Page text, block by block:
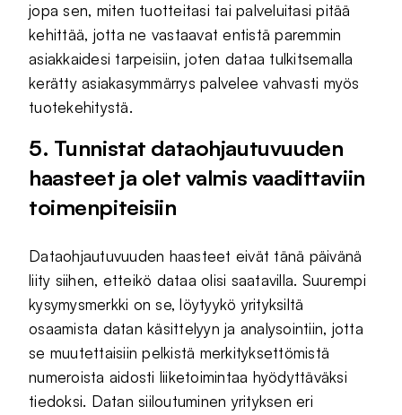
jopa sen, miten tuotteitasi tai palveluitasi pitää
kehittää, jotta ne vastaavat entistä paremmin
asiakkaidesi tarpeisiin, joten dataa tulkitsemalla
kerätty asiakasymmärrys palvelee vahvasti myös
tuotekehitystä.
5. Tunnistat dataohjautuvuuden
haasteet ja olet valmis vaadittaviin
toimenpiteisiin
Dataohjautuvuuden haasteet eivät tänä päivänä
liity siihen, etteikö dataa olisi saatavilla. Suurempi
kysymysmerkki on se, löytyykö yrityksiltä
osaamista datan käsittelyyn ja analysointiin, jotta
se muutettaisiin pelkistä merkityksettömistä
numeroista aidosti liiketoimintaa hyödyttäväksi
tiedoksi. Datan siiloutuminen yrityksen eri